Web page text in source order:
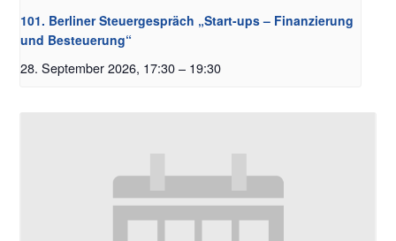
101. Berliner Steuergespräch „Start-ups – Finanzierung
und Besteuerung“
28. September 2026, 17:30 – 19:30